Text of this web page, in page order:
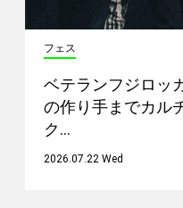
フェス
ベテランフジロッ
の作り手までカル
ク…
2026.07.22 Wed